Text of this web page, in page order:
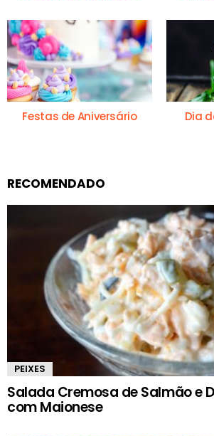
Festas de Aniversário Dia
RECOMENDADO
PEIXES
Salada Cremosa de Salmão e
com Maionese